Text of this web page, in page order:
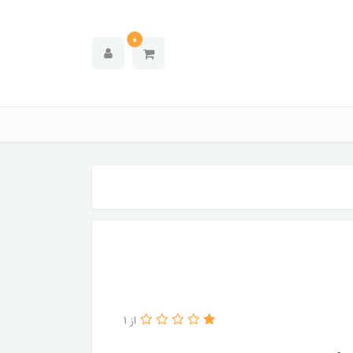
0
از 1